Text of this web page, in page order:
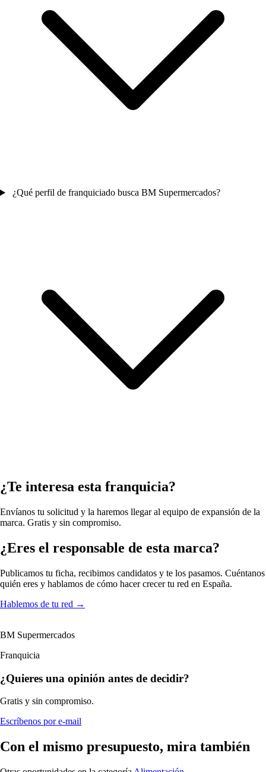
¿Qué perfil de franquiciado busca BM Supermercados?
¿Te interesa esta franquicia?
Envíanos tu solicitud y la haremos llegar al equipo de expansión de la
marca. Gratis y sin compromiso.
¿Eres el responsable de esta marca?
Publicamos tu ficha, recibimos candidatos y te los pasamos. Cuéntanos
quién eres y hablamos de cómo hacer crecer tu red en España.
Hablemos de tu red →
BM Supermercados
Franquicia
¿Quieres una opinión antes de decidir?
Gratis y sin compromiso.
Escríbenos por e-mail
Con el mismo presupuesto, mira también